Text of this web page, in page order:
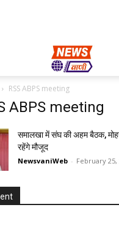
RSS ABPS meeting
ABPS meeting
समालखा में संघ की अहम बैठक,
रहेंगे मौजूद
NewsvaniWeb - February 25,